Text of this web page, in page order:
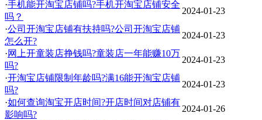
·手机能开淘宝店铺吗?手机开淘宝店铺安全
吗？
2024-01-23
·公司开淘宝店铺有扶持吗?公司开淘宝店铺
怎么开?
2024-01-23
·网上开童装店挣钱吗?童装店一年能赚10万
吗?
2024-01-23
·开淘宝店铺限制年龄吗?满16能开淘宝店铺
吗?
2024-01-23
·如何查询淘宝开店时间?开店时间对店铺有
影响吗?
2024-01-26